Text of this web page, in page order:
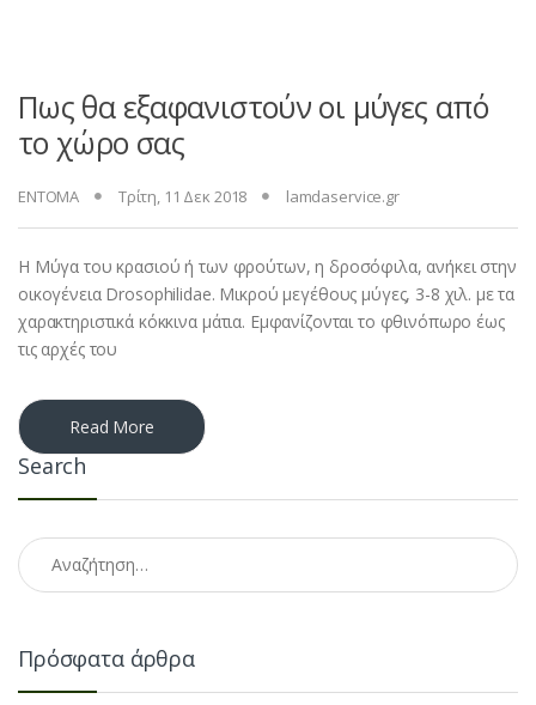
Πως θα εξαφανιστούν οι μύγες από
το χώρο σας
ΕΝΤΟΜΑ Τρίτη, 11 Δεκ 2018 lamdaservice.gr
Η Μύγα του κρασιού ή των φρούτων, η δροσόφιλα, ανήκει στην
οικογένεια Drosophilidae. Μικρού μεγέθους μύγες, 3-8 χιλ. με τα
χαρακτηριστικά κόκκινα μάτια. Εμφανίζονται το φθινόπωρο έως
τις αρχές του
Read More
Search
Αναζήτηση για:
Πρόσφατα άρθρα